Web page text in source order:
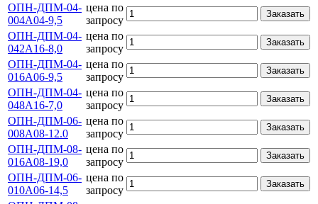
ОПН-ДПМ-04-
004А04-9,5
цена по
запросу
Заказать
ОПН-ДПМ-04-
042А16-8,0
цена по
запросу
Заказать
ОПН-ДПМ-04-
016А06-9,5
цена по
запросу
Заказать
ОПН-ДПМ-04-
048А16-7,0
цена по
запросу
Заказать
ОПН-ДПМ-06-
008А08-12.0
цена по
запросу
Заказать
ОПН-ДПМ-08-
016А08-19,0
цена по
запросу
Заказать
ОПН-ДПМ-06-
010А06-14,5
цена по
запросу
Заказать